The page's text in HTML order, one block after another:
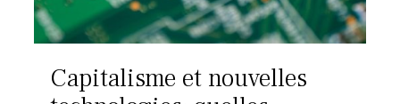
Capitalisme et nouvelles